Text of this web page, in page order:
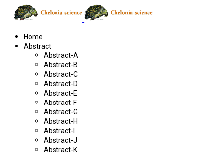
Home
Abstract
Abstract-A
Abstract-B
Abstract-C
Abstract-D
Abstract-E
Abstract-F
Abstract-G
Abstract-H
Abstract-I
Abstract-J
Abstract-K